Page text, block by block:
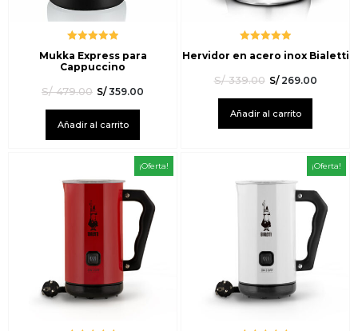
Mukka Express para
Cappuccino
S/479.00 S/359.00
Añadir al carrito
con5.00de
5
Hervidor en acero inox Bialetti
S/339.00 S/269.00
Añadir al carrito
con5.00de
¡Oferta! ¡Oferta!